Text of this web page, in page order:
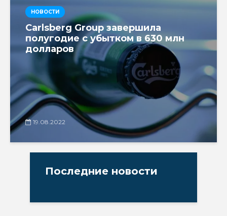
НОВОСТИ
Carlsberg Group завершила
полугодие с убытком в 630 млн
долларов
19.08.2022
Последние новости